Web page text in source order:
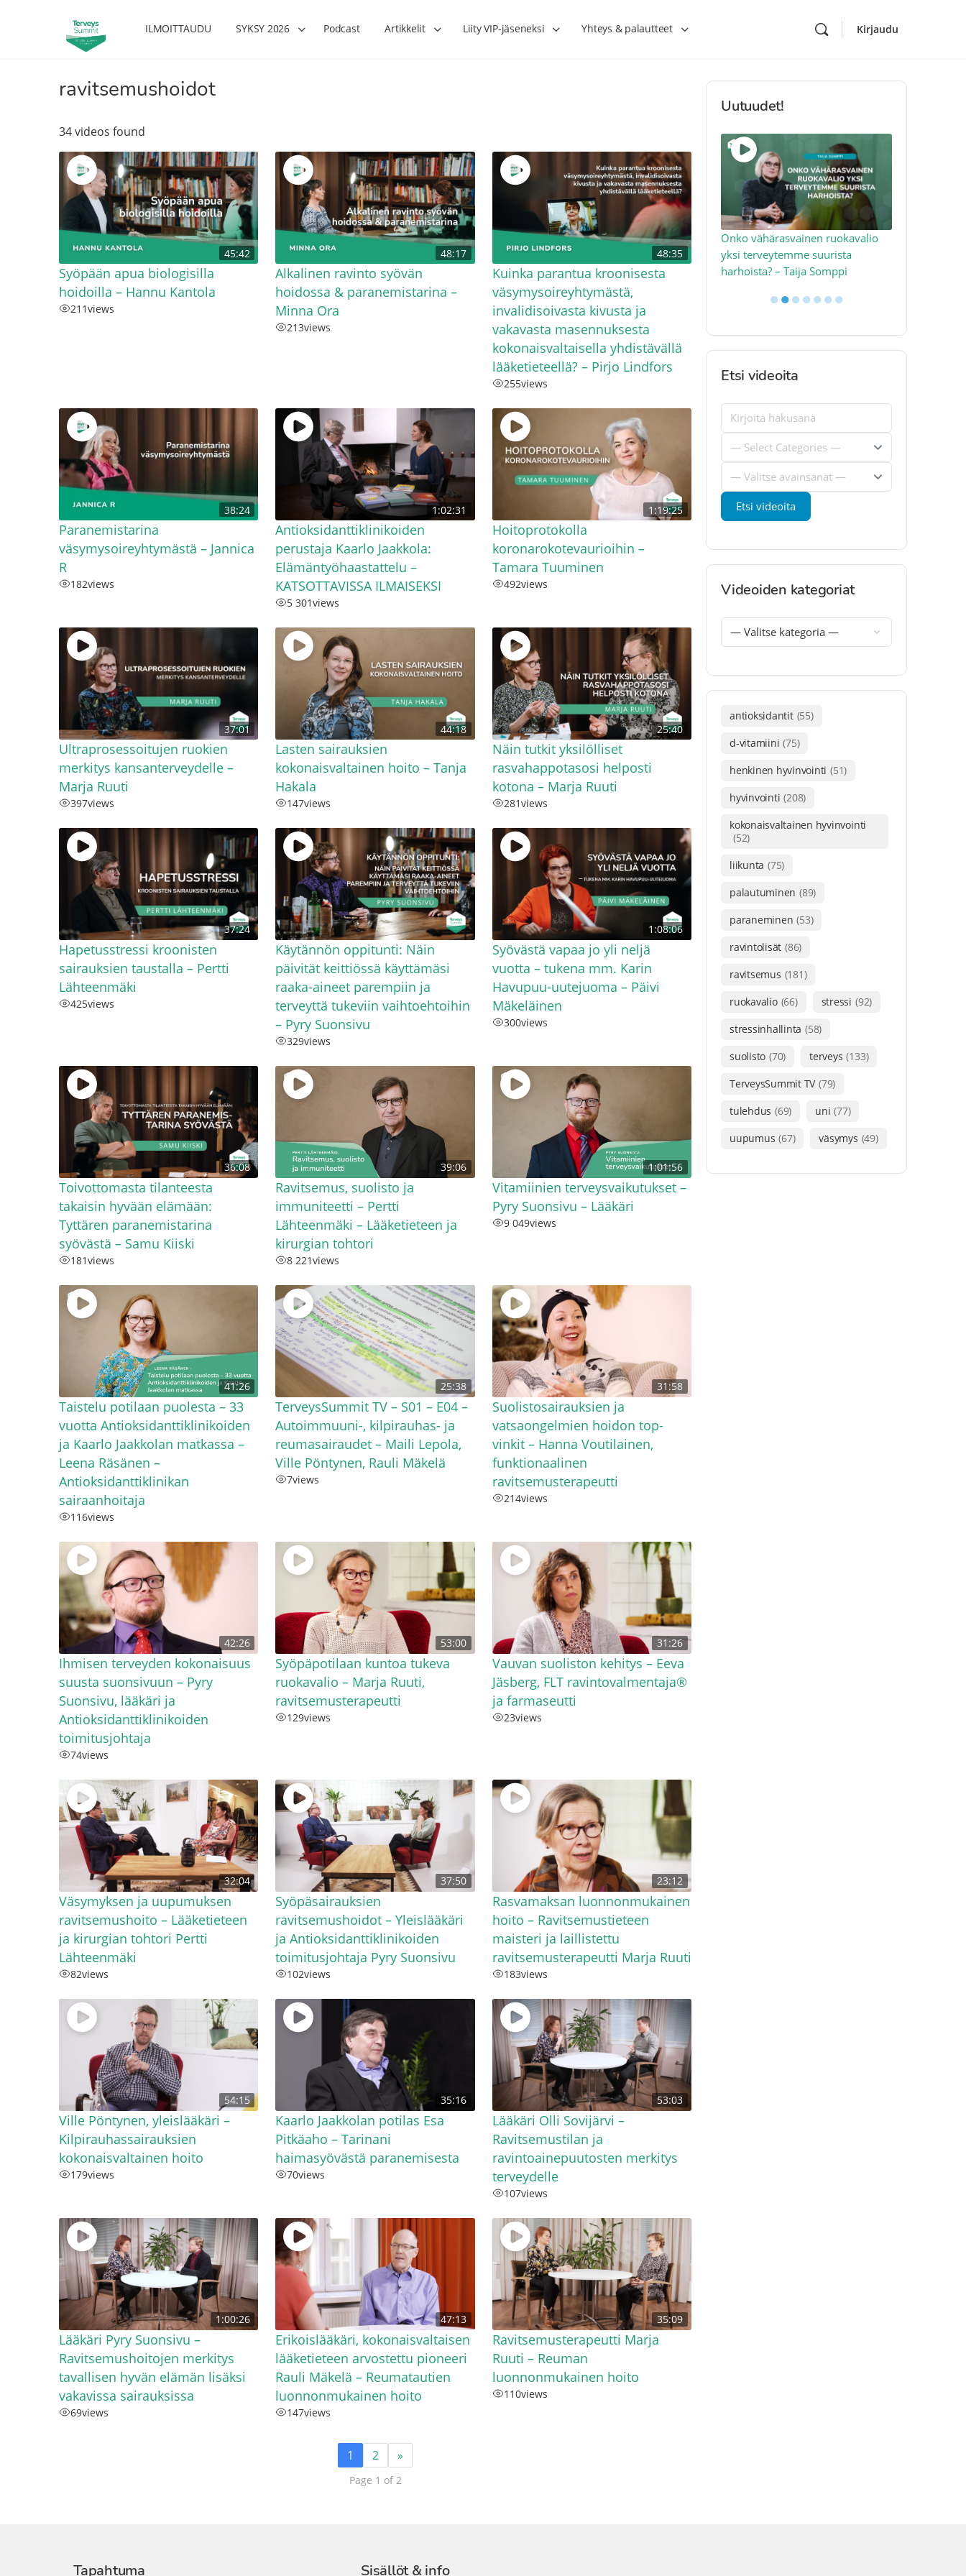
ILMOITTAUDU SYKSY 2026 Podcast Artikkelit Liity VIP-jäseneksi Yhteys & palautteet Kirjaudu
ravitsemushoidot
34 videos found
45:42
Syöpään apua biologisilla
hoidoilla – Hannu Kantola
211views
48:17
Alkalinen ravinto syövän
hoidossa & paranemistarina –
Minna Ora
213views
48:35
Kuinka parantua kroonisesta
väsymysoireyhtymästä,
invalidisoivasta kivusta ja
vakavasta masennuksesta
kokonaisvaltaisella yhdistävällä
lääketieteellä? – Pirjo Lindfors
255views
38:24
Paranemistarina
väsymysoireyhtymästä – Jannica
R
182views
1:02:31
Antioksidanttiklinikoiden
perustaja Kaarlo Jaakkola:
Elämäntyöhaastattelu –
KATSOTTAVISSA ILMAISEKSI
5 301views
1:19:25
Hoitoprotokolla
koronarokotevaurioihin –
Tamara Tuuminen
492views
37:01
Ultraprosessoitujen ruokien
merkitys kansanterveydelle –
Marja Ruuti
397views
44:18
Lasten sairauksien
kokonaisvaltainen hoito – Tanja
Hakala
147views
25:40
Näin tutkit yksilölliset
rasvahappotasosi helposti
kotona – Marja Ruuti
281views
37:24
Hapetusstressi kroonisten
sairauksien taustalla – Pertti
Lähteenmäki
425views
Käytännön oppitunti: Näin
päivität keittiössä käyttämäsi
raaka-aineet parempiin ja
terveyttä tukeviin vaihtoehtoihin
– Pyry Suonsivu
329views
1:08:06
Syövästä vapaa jo yli neljä
vuotta – tukena mm. Karin
Havupuu-uutejuoma – Päivi
Mäkeläinen
300views
36:08
Toivottomasta tilanteesta
takaisin hyvään elämään:
Tyttären paranemistarina
syövästä – Samu Kiiski
181views
39:06
Ravitsemus, suolisto ja
immuniteetti – Pertti
Lähteenmäki – Lääketieteen ja
kirurgian tohtori
8 221views
1:01:56
Vitamiinien terveysvaikutukset –
Pyry Suonsivu – Lääkäri
9 049views
41:26
Taistelu potilaan puolesta – 33
vuotta Antioksidanttiklinikoiden
ja Kaarlo Jaakkolan matkassa –
Leena Räsänen –
Antioksidanttiklinikan
sairaanhoitaja
116views
25:38
TerveysSummit TV – S01 – E04 –
Autoimmuuni-, kilpirauhas- ja
reumasairaudet – Maili Lepola,
Ville Pöntynen, Rauli Mäkelä
7views
31:58
Suolistosairauksien ja
vatsaongelmien hoidon top-
vinkit – Hanna Voutilainen,
funktionaalinen
ravitsemusterapeutti
214views
42:26
Ihmisen terveyden kokonaisuus
suusta suonsivuun – Pyry
Suonsivu, lääkäri ja
Antioksidanttiklinikoiden
toimitusjohtaja
74views
53:00
Syöpäpotilaan kuntoa tukeva
ruokavalio – Marja Ruuti,
ravitsemusterapeutti
129views
31:26
Vauvan suoliston kehitys – Eeva
Jäsberg, FLT ravintovalmentaja®
ja farmaseutti
23views
32:04
Väsymyksen ja uupumuksen
ravitsemushoito – Lääketieteen
ja kirurgian tohtori Pertti
Lähteenmäki
82views
37:50
Syöpäsairauksien
ravitsemushoidot – Yleislääkäri
ja Antioksidanttiklinikoiden
toimitusjohtaja Pyry Suonsivu
102views
23:12
Rasvamaksan luonnonmukainen
hoito – Ravitsemustieteen
maisteri ja laillistettu
ravitsemusterapeutti Marja Ruuti
183views
54:15
Ville Pöntynen, yleislääkäri –
Kilpirauhassairauksien
kokonaisvaltainen hoito
179views
35:16
Kaarlo Jaakkolan potilas Esa
Pitkäaho – Tarinani
haimasyövästä paranemisesta
70views
53:03
Lääkäri Olli Sovijärvi –
Ravitsemustilan ja
ravintoainepuutosten merkitys
terveydelle
107views
1:00:26
Lääkäri Pyry Suonsivu –
Ravitsemushoitojen merkitys
tavallisen hyvän elämän lisäksi
vakavissa sairauksissa
69views
47:13
Erikoislääkäri, kokonaisvaltaisen
lääketieteen arvostettu pioneeri
Rauli Mäkelä – Reumatautien
luonnonmukainen hoito
147views
35:09
Ravitsemusterapeutti Marja
Ruuti – Reuman
luonnonmukainen hoito
110views
1 2 »
Page 1 of 2
Uutuudet!
Lihasharjoittelu on naisen tärkein
hormonihoito – Kaisa Jaakkola
Verisuonet priimakuntoon – näin
tuet verenkiertoa ruuan voimalla –
Hanna Voutilainen
Onko vähärasvainen ruokavalio
yksi terveytemme suurista
harhoista? – Taija Somppi
●●●●●●●
Etsi videoita
Videoiden kategoriat
antioksidantit (55)
d-vitamiini (75)
henkinen hyvinvointi (51)
hyvinvointi (208)
kokonaisvaltainen hyvinvointi
(52)
liikunta (75)
palautuminen (89)
paraneminen (53)
ravintolisät (86)
ravitsemus (181)
ruokavalio (66) stressi (92)
stressinhallinta (58)
suolisto (70) terveys (133)
TerveysSummit TV (79)
tulehdus (69) uni (77)
uupumus (67) väsymys (49)
Tapahtuma Sisällöt & info